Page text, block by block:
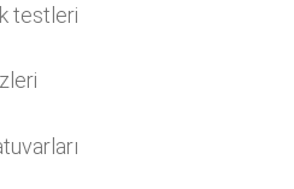
testleri